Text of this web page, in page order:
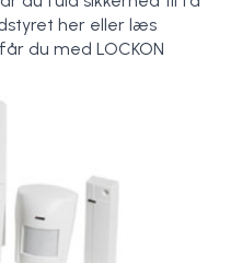
her eller læs
du med LOCKON